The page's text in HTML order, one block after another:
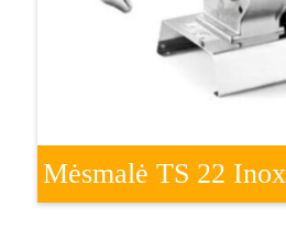
Mėsmalė TS 22 Inox